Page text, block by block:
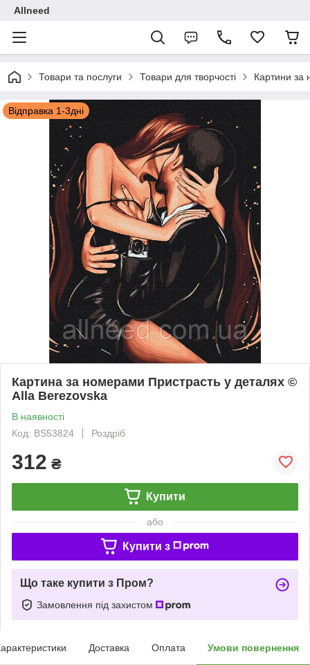
Allneed
Товари та послуги Товари для творчості Картини за
Відправка 1-3дні
Картина за номерами Пристрасть у деталях ©
Alla Berezovska
В наявності
Код: BS53824
Роздріб
312 ₴
Купити
або
Купити з
Що таке купити з Пром?
Замовлення під захистом
Доставка Оплата Умови повернення